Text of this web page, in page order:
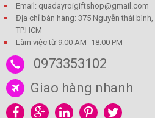
Email: quadayroigiftshop@gmail.com
Địa chỉ bán hàng: 375 Nguyễn thái bình,
TP.HCM
Làm việc từ 9:00 AM- 18:00 PM
0973353102
Giao hàng nhanh